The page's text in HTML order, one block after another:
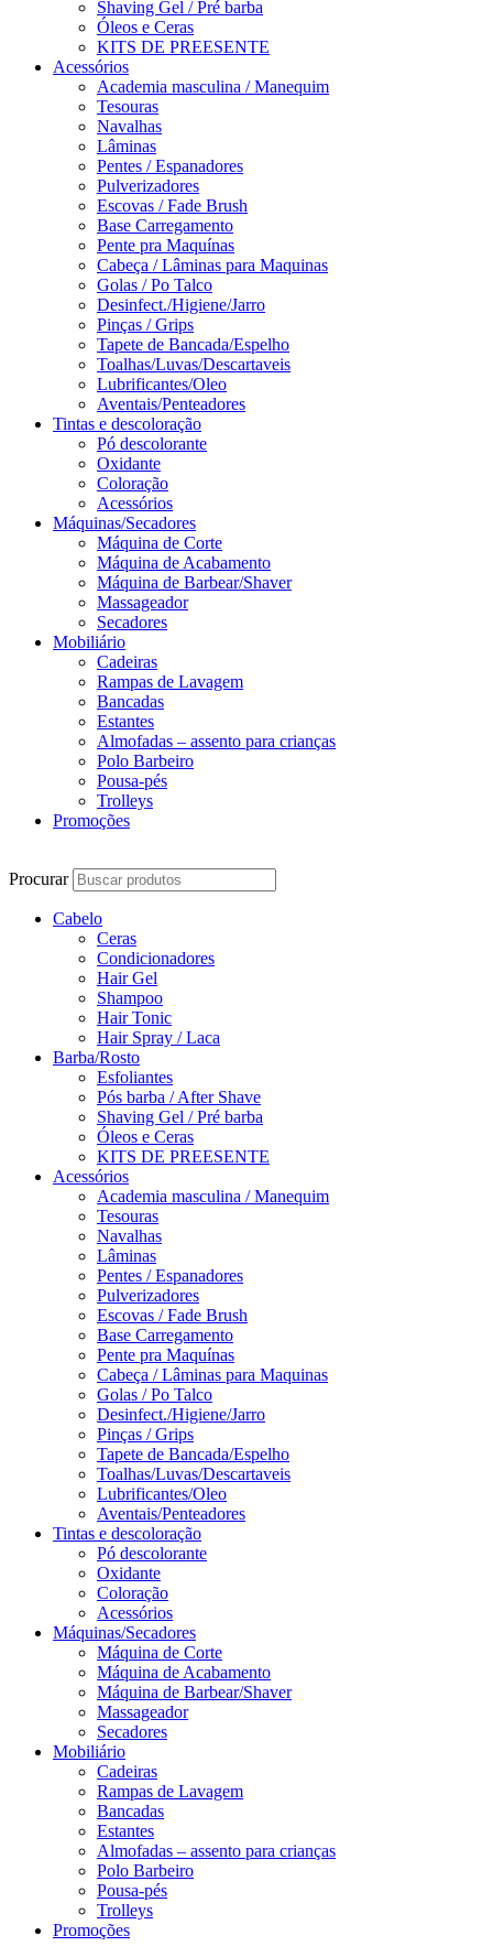
Shaving Gel / Pré barba
Óleos e Ceras
KITS DE PREESENTE
Acessórios
Academia masculina / Manequim
Tesouras
Navalhas
Lâminas
Pentes / Espanadores
Pulverizadores
Escovas / Fade Brush
Base Carregamento
Pente pra Maquínas
Cabeça / Lâminas para Maquinas
Golas / Po Talco
Desinfect./Higiene/Jarro
Pinças / Grips
Tapete de Bancada/Espelho
Toalhas/Luvas/Descartaveis
Lubrificantes/Oleo
Aventais/Penteadores
Tintas e descoloração
Pó descolorante
Oxidante
Coloração
Acessórios
Máquinas/Secadores
Máquina de Corte
Máquina de Acabamento
Máquina de Barbear/Shaver
Massageador
Secadores
Mobiliário
Cadeiras
Rampas de Lavagem
Bancadas
Estantes
Almofadas – assento para crianças
Polo Barbeiro
Pousa-pés
Trolleys
Promoções
Procurar
Cabelo
Ceras
Condicionadores
Hair Gel
Shampoo
Hair Tonic
Hair Spray / Laca
Barba/Rosto
Esfoliantes
Pós barba / After Shave
Shaving Gel / Pré barba
Óleos e Ceras
KITS DE PREESENTE
Acessórios
Academia masculina / Manequim
Tesouras
Navalhas
Lâminas
Pentes / Espanadores
Pulverizadores
Escovas / Fade Brush
Base Carregamento
Pente pra Maquínas
Cabeça / Lâminas para Maquinas
Golas / Po Talco
Desinfect./Higiene/Jarro
Pinças / Grips
Tapete de Bancada/Espelho
Toalhas/Luvas/Descartaveis
Lubrificantes/Oleo
Aventais/Penteadores
Tintas e descoloração
Pó descolorante
Oxidante
Coloração
Acessórios
Máquinas/Secadores
Máquina de Corte
Máquina de Acabamento
Máquina de Barbear/Shaver
Massageador
Secadores
Mobiliário
Cadeiras
Rampas de Lavagem
Bancadas
Estantes
Almofadas – assento para crianças
Polo Barbeiro
Pousa-pés
Trolleys
Promoções